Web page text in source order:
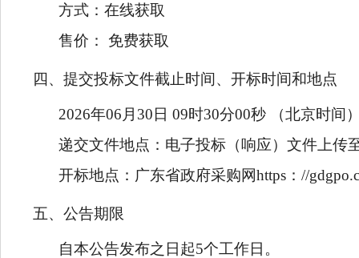
方式：在线获取
售价： 免费获取
四、提交投标文件截止时间、开标时间和地点
2026年06月30日 09时30分00秒 （北京时间
递交文件地点：电子投标（响应）文件上传
开标地点：广东省政府采购网https：//
五、公告期限
自本公告发布之日起5个工作日。